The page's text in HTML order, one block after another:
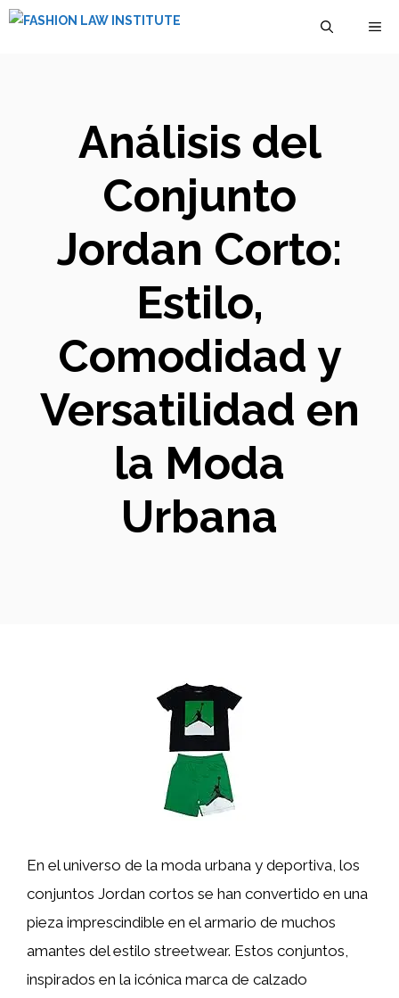
Saltar
Análisis del
Conjunto
Jordan Corto:
Estilo,
Comodidad y
Versatilidad en
la Moda
Urbana
En el universo de la moda urbana y deportiva, los
conjuntos Jordan cortos se han convertido en una
pieza imprescindible en el armario de muchos
amantes del estilo streetwear. Estos conjuntos,
inspirados en la icónica marca de calzado